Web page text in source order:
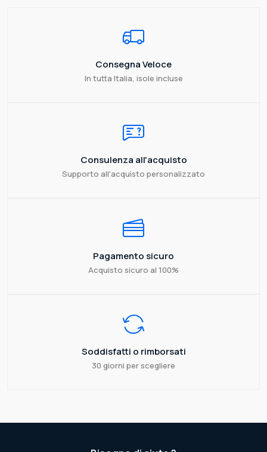
Consegna Veloce
In tutta Italia, isole incluse
Consulenza all'acquisto
Supporto all'acquisto personalizzato
Pagamento sicuro
Acquisto sicuro al 100%
Soddisfatti o rimborsati
30 giorni per scegliere